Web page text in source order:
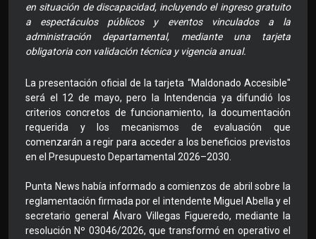
en situación de discapacidad, incluyendo el ingreso gratuito
a espectáculos públicos y eventos vinculados a la
administración departamental, mediante una tarjeta
obligatoria con validación técnica y vigencia anual.
La presentación oficial de la tarjeta “Maldonado Accesible"
será el 12 de mayo, pero la Intendencia ya difundió los
criterios concretos de funcionamiento, la documentación
requerida y los mecanismos de evaluación que
comenzarán a regir para acceder a los beneficios previstos
en el Presupuesto Departamental 2026–2030.
Punta News había informado a comienzos de abril sobre la
reglamentación firmada por el intendente Miguel Abella y el
secretario general Álvaro Villegas Figueredo, mediante la
resolución Nº 03046/2026, que transformó en operativo el